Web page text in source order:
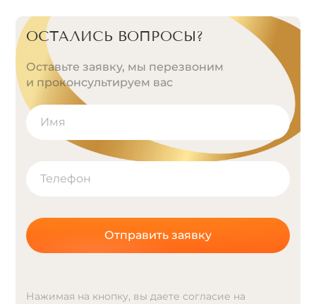
ОСТАЛИСЬ ВОПРОСЫ?
Оставьте заявку, мы перезвоним
и проконсультируем вас
Отправить заявку
Нажимая на кнопку, вы даете согласие на